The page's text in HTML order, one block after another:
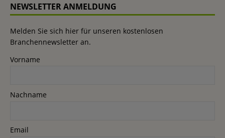
NEWSLETTER ANMELDUNG
Melden Sie sich hier für unseren kostenlosen
Branchennewsletter an.
Vorname
Nachname
Email